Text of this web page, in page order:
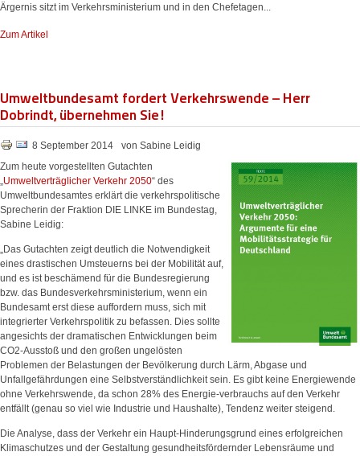
Ärgernis sitzt im Verkehrsministerium und in den Chefetagen...
Zum Artikel
Umweltbundesamt fordert Verkehrswende – Herr
Dobrindt, übernehmen Sie!
8 September 2014
von Sabine Leidig
Zum heute vorgestellten Gutachten
Umweltverträglicher Verkehr 2050“ des
Umweltbundesamtes erklärt die verkehrspolitische
Sprecherin der Fraktion DIE LINKE im Bundestag,
Sabine Leidig:
„Das Gutachten zeigt deutlich die Notwendigkeit
eines drastischen Umsteuerns bei der Mobilität auf,
und es ist beschämend für die Bundesregierung
bzw. das Bundesverkehrsministerium, wenn ein
Bundesamt erst diese auffordern muss, sich mit
integrierter Verkehrspolitik zu befassen. Dies sollte
angesichts der dramatischen Entwicklungen beim
CO2-Ausstoß und den großen ungelösten
Problemen der Belastungen der Bevölkerung durch Lärm, Abgase und
Unfallgefährdungen eine Selbstverständlichkeit sein. Es gibt keine Energiewende
ohne Verkehrswende, da schon 28% des Energie-verbrauchs auf den Verkehr
entfällt (genau so viel wie Industrie und Haushalte), Tendenz weiter steigend.
Die Analyse, dass der Verkehr ein Haupt-Hinderungsgrund eines erfolgreichen
Klimaschutzes und der Gestaltung gesundheitsfördernder Lebensräume und